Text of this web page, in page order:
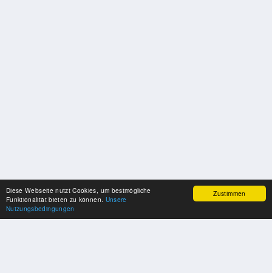
Zustimmen
Diese Webseite nutzt Cookies, um bestmögliche
Funktionalität bieten zu können. Unsere
Nutzungsbedingungen